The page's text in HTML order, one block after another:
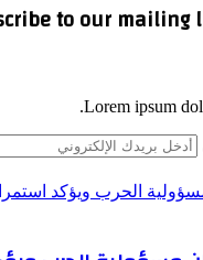
to our mailing
Lorem ipsum
الحرب ويؤكد